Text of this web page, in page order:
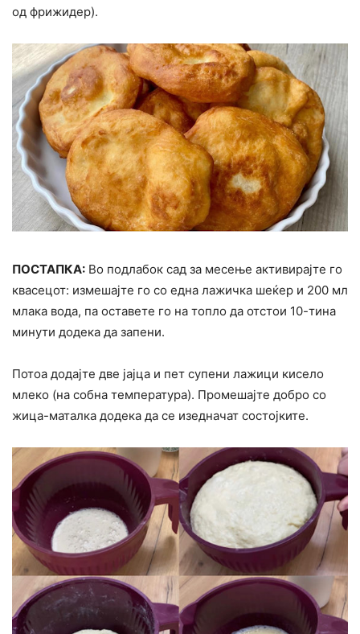
од фрижидер).
ПОСТАПКА: Во подлабок сад за месење активирајте го
квасецот: измешајте го со една лажичка шеќер и 200 мл
млака вода, па оставете го на топло да отстои 10-тина
минути додека да запени.
Потоа додајте две јајца и пет супени лажици кисело
млеко (на собна температура). Промешајте добро со
жица-маталка додека да се изедначат состојките.